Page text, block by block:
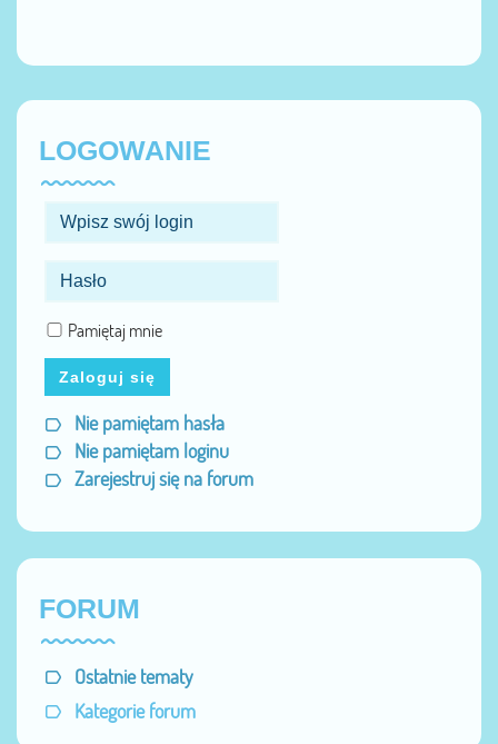
LOGOWANIE
Pamiętaj mnie
Zaloguj się
Nie pamiętam hasła
Nie pamiętam loginu
Zarejestruj się na forum
FORUM
Ostatnie tematy
Kategorie forum